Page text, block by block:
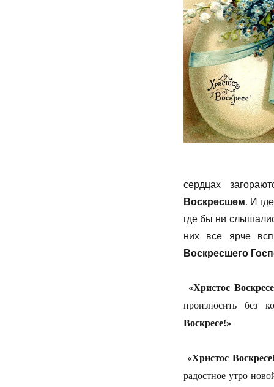
сердцах
Воскресшем. И
где бы ни
них все ярче
Воскресшего
«Христос
произносить без
Воскресе!»
«Христос
радостное утро